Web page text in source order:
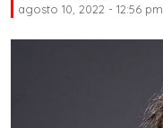
agosto 10, 2022 - 12:56 pm